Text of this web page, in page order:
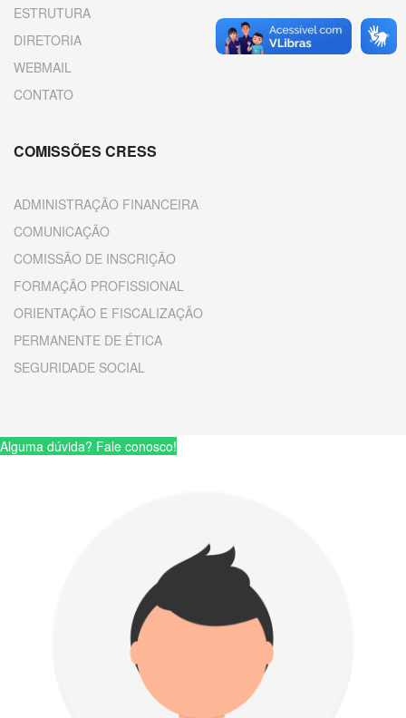
ESTRUTURA
DIRETORIA
WEBMAIL
CONTATO
COMISSÕES CRESS
ADMINISTRAÇÃO FINANCEIRA
COMUNICAÇÃO
COMISSÃO DE INSCRIÇÃO
FORMAÇÃO PROFISSIONAL
ORIENTAÇÃO E FISCALIZAÇÃO
PERMANENTE DE ÉTICA
SEGURIDADE SOCIAL
Alguma dúvida? Fale conosco!